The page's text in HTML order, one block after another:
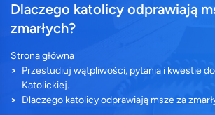
Dlaczego katolicy odprawiają
zmarłych?
Strona główna
Przestudiuj wątpliwości, pytania i kwestie
Katolickiej.
Dlaczego katolicy odprawiają msze za